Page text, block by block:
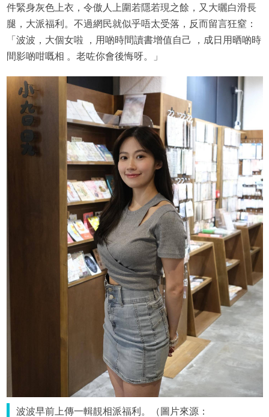
件緊身灰色上衣，令傲人上圍若隱若現之餘，又大曬白滑長
腿，大派福利。不過網民就似乎唔太受落，反而留言狂窒：
「波波，大個女啦 ，用啲時間讀書增值自己 ，成日用晒啲時
間影啲咁嘅相 。老咗你會後悔呀。」
波波早前上傳一輯靚相派福利。（圖片來源：